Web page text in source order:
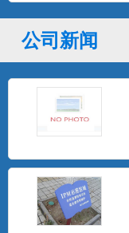
公司新闻